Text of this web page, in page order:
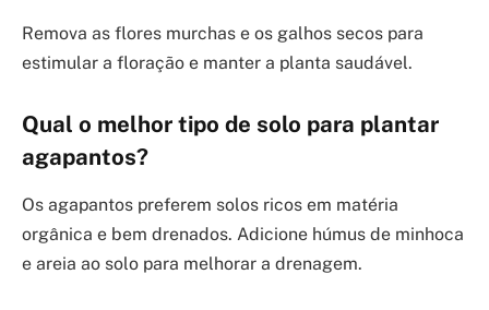
Remova as flores murchas e os galhos secos para
estimular a floração e manter a planta saudável.
Qual o melhor tipo de solo para plantar
agapantos?
Os agapantos preferem solos ricos em matéria
orgânica e bem drenados. Adicione húmus de minhoca
e areia ao solo para melhorar a drenagem.